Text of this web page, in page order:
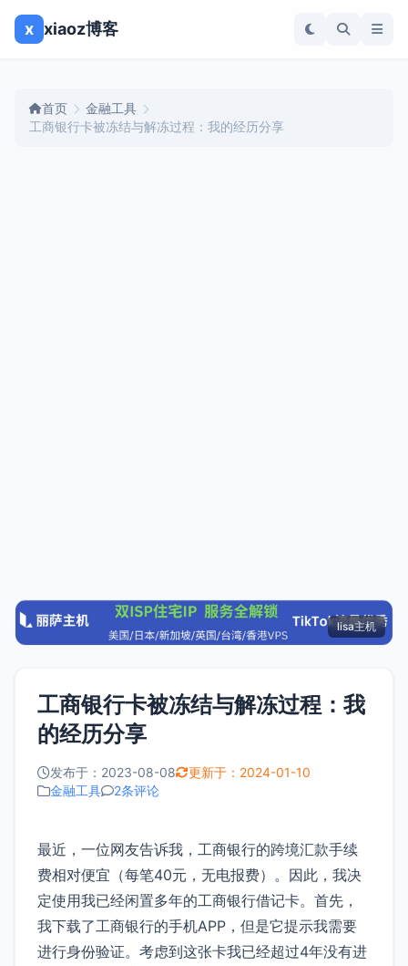
x xiaoz博客
首页
金融工具
工商银行卡被冻结与解冻过程：我的经历分享
lisa主机
工商银行卡被冻结与解冻过程：我
的经历分享
发布于：2023-08-08
更新于：2024-01-10
金融工具
2条评论
最近，一位网友告诉我，工商银行的跨境汇款手续
费相对便宜（每笔40元，无电报费）。因此，我决
定使用我已经闲置多年的工商银行借记卡。首先，
我下载了工商银行的手机APP，但是它提示我需要
进行身份验证。考虑到这张卡我已经超过4年没有进